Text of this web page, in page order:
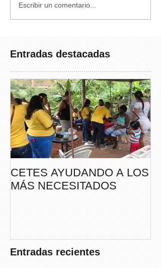
Escribir un comentario...
Entradas destacadas
CETES AYUDANDO A LOS
MÁS NECESITADOS
Entradas recientes